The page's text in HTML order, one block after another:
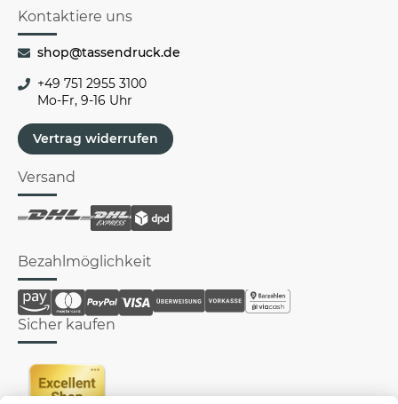
Kontaktiere uns
shop@tassendruck.de
+49 751 2955 3100
Mo-Fr, 9-16 Uhr
Vertrag widerrufen
Versand
Bezahlmöglichkeit
Sicher kaufen